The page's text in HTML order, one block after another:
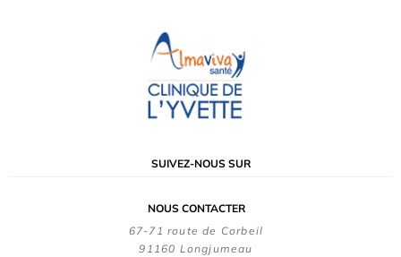
SUIVEZ-NOUS SUR
NOUS CONTACTER
67-71 route de Corbeil
91160 Longjumeau